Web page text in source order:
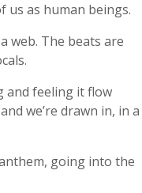
as human beings.
web. The beats are
and feeling it flow
we’re drawn in, in a
going into the